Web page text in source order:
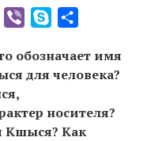
WhatsApp
Viber Skype
обозначает имя
для человека?
носителя?
Кшыся? Как